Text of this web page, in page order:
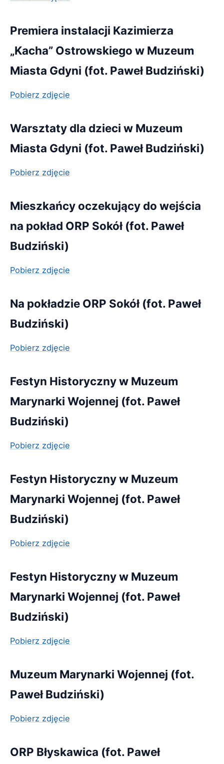
Premiera instalacji Kazimierza
„Kacha” Ostrowskiego w Muzeum
Miasta Gdyni (fot. Paweł Budziński)
Pobierz zdjęcie
Warsztaty dla dzieci w Muzeum
Miasta Gdyni (fot. Paweł Budziński)
Pobierz zdjęcie
Mieszkańcy oczekujący do wejścia
na pokład ORP Sokół (fot. Paweł
Budziński)
Pobierz zdjęcie
Na pokładzie ORP Sokół (fot. Paweł
Budziński)
Pobierz zdjęcie
Festyn Historyczny w Muzeum
Marynarki Wojennej (fot. Paweł
Budziński)
Pobierz zdjęcie
Festyn Historyczny w Muzeum
Marynarki Wojennej (fot. Paweł
Budziński)
Pobierz zdjęcie
Festyn Historyczny w Muzeum
Marynarki Wojennej (fot. Paweł
Budziński)
Pobierz zdjęcie
Muzeum Marynarki Wojennej (fot.
Paweł Budziński)
Pobierz zdjęcie
ORP Błyskawica (fot. Paweł